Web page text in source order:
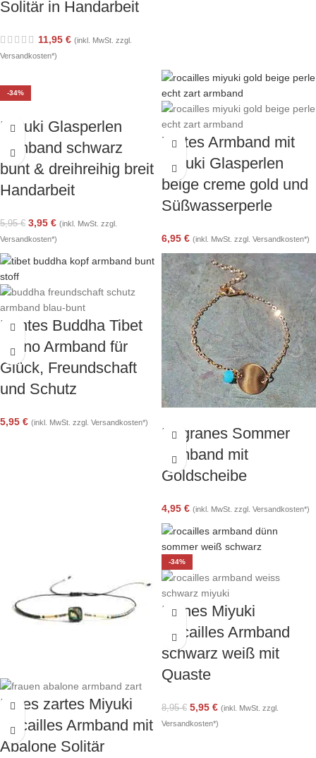
Solitär in Handarbeit
11,95 € (inkl. MwSt. zzgl.
Versandkosten*)
-34%
Miyuki Glasperlen
Armband schwarz
bunt & dreihreihig breit
Handarbeit
5,95€ 3,95 € (inkl. MwSt. zzgl.
Versandkosten*)
Zartes Armband mit
Miyuki Glasperlen
beige creme gold und
Süßwasserperle
6,95 € (inkl. MwSt. zzgl. Versandkosten*)
Buntes Buddha Tibet
Ethno Armband für
Glück, Freundschaft
und Schutz
5,95 € (inkl. MwSt. zzgl. Versandkosten*)
Filigranes Sommer
Armband mit
Goldscheibe
4,95 € (inkl. MwSt. zzgl. Versandkosten*)
Edles zartes Miyuki
Rocailles Armband mit
Abalone Solitär
-34%
Feines Miyuki
Rocailles Armband
schwarz weiß mit
Quaste
8,95€ 5,95 € (inkl. MwSt. zzgl.
Versandkosten*)